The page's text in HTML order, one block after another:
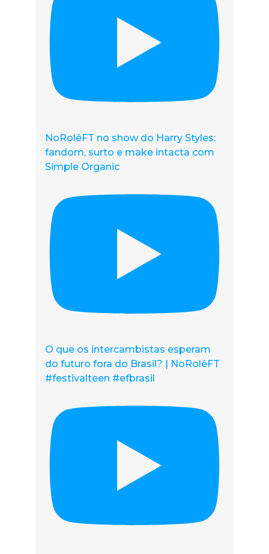
NoRolêFT no show do Harry Styles:
fandom, surto e make intacta com
Simple Organic
O que os intercambistas esperam
do futuro fora do Brasil? | NoRolêFT
#festivalteen #efbrasil